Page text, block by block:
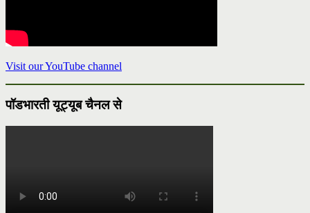
Visit our YouTube channel
पॉडभारती यूट्यूब चैनल से